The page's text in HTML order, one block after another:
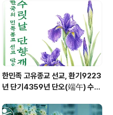
한민족 고유종교 선교, 환기9223
년 단기4359년 단오(端午) 수릿
사님 신성교화법문